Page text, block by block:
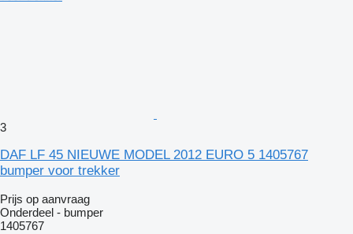
3
DAF LF 45 NIEUWE MODEL 2012 EURO 5 1405767
bumper voor trekker
Prijs op aanvraag
Onderdeel - bumper
1405767